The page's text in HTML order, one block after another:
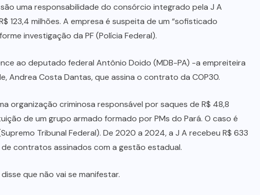
uma responsabilidade do consórcio integrado pela J A
123,4 milhões. A empresa é suspeita de um “sofisticado
investigação da PF (Polícia Federal).
ao deputado federal Antônio Doido (MDB-PA) -a empreiteira
Andrea Costa Dantas, que assina o contrato da COP30.
organização criminosa responsável por saques de R$ 48,8
de um grupo armado formado por PMs do Pará. O caso é
Tribunal Federal). De 2020 a 2024, a J A recebeu R$ 633
contratos assinados com a gestão estadual.
que não vai se manifestar.